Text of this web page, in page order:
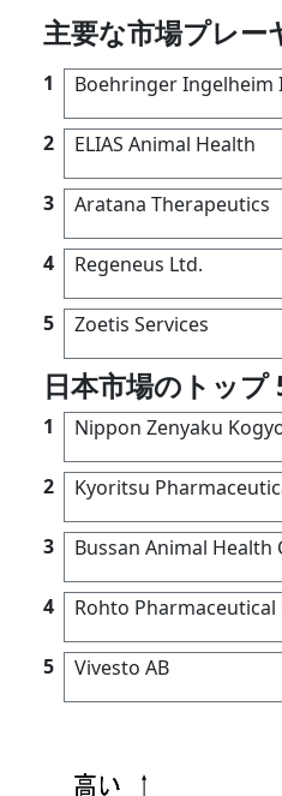
主要な市場プレー
1 Boehringer Ingelheim
2 ELIAS Animal Health
3 Aratana Therapeutics
4 Regeneus Ltd.
5 Zoetis Services
日本市場のトップ
1 Nippon Zenyaku
2 Kyoritsu
3 Bussan Animal Health
4 Rohto Pharmaceutical
5 Vivesto AB